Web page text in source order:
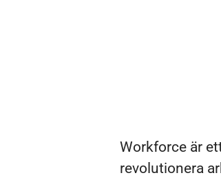
Workforce är
revolutionera